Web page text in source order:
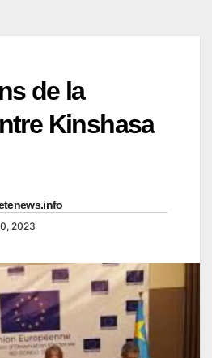
de la
Kinshasa
2023